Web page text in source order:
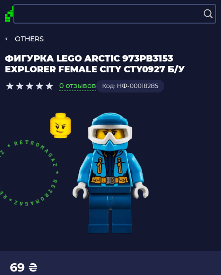
OTHERS
ФИГУРКА LEGO ARCTIC 973PB3153
EXPLORER FEMALE CITY CTY0927 Б/У
0 отзывов Код: НФ-00018285
69 ₴